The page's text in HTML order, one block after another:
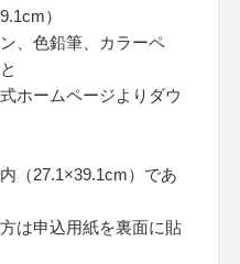
）
、色鉛筆、カラーペ
ホームページよりダウ
（27.1×39.1cm）であ
は申込用紙を裏面に貼